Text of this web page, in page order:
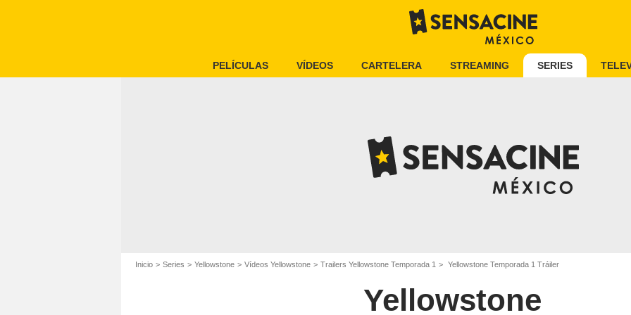
PELÍCULAS VÍDEOS CARTELERA STREAMING SERIES
Inicio Series Yellowstone Vídeos Yellowstone Trailers Yellowstone Temporada 1 Yellowstone Temporada 1 Tráiler
Yellowstone